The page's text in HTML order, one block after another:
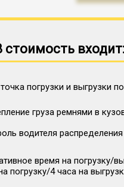
стоимость входит:
погрузки и выгрузки
груза ремнями в
водителя распределения
время на погрузку/
погрузку/4 часа на